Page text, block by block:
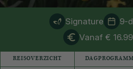
Signature
9-
Vanaf €
REISOVERZICHT